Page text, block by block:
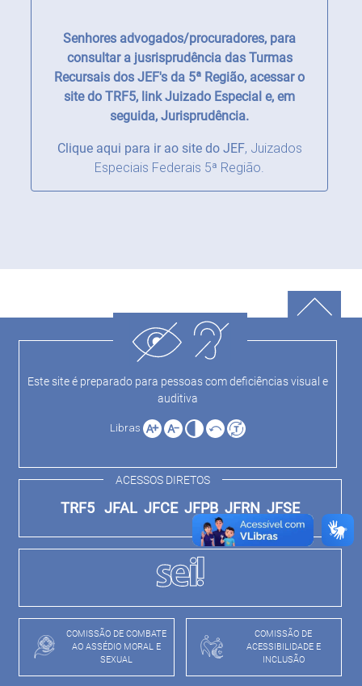
Senhores advogados/procuradores, para
consultar a jusrisprudência das Turmas
Recursais dos JEF's da 5ª Região, acessar o
site do TRF5, link Juizado Especial e, em
seguida, Jurisprudência.
Clique aqui para ir ao site do JEF, Juizados
Especiais Federais 5ª Região.
Este site é preparado para pessoas com deficiências visual e
auditiva
Libras
ACESSOS DIRETOS
TRF5 JFAL JFCE JFPB JFRN JFSE
COMISSÃO DE COMBATE
AO ASSÉDIO MORAL E
SEXUAL
COMISSÃO DE
ACESSIBILIDADE E
INCLUSÃO